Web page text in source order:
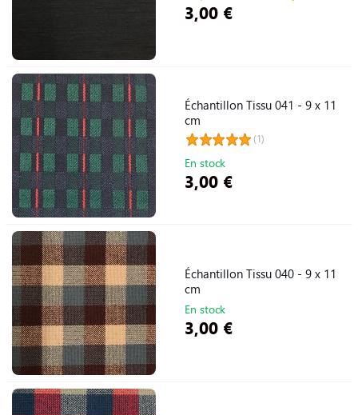
3,00 €
Échantillon Tissu 041 - 9 x 11
cm
(1)
En stock
3,00 €
Échantillon Tissu 040 - 9 x 11
cm
En stock
3,00 €